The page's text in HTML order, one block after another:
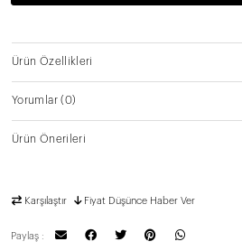
Ürün Özellikleri
Yorumlar(0)
Ürün Önerileri
Karşılaştır Fiyat Düşünce Haber Ver
Paylaş :